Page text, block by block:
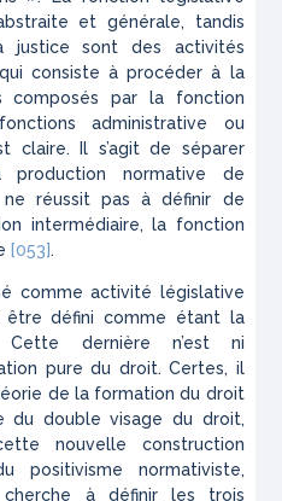
et générale, tandis
justice sont des activités
consiste à procéder à la
composés par la fonction
administrative ou
claire. Il s’agit de séparer
production normative de
ne réussit pas à définir de
intermédiaire, la fonction
[053].
comme activité législative
être défini comme étant la
Cette dernière n’est ni
pure du droit. Certes, il
de la formation du droit
du double visage du droit,
nouvelle construction
positivisme normativiste,
cherche à définir les trois